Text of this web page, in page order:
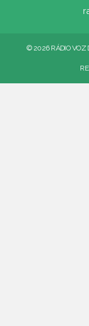
© 2026 RÁDIO VOZ